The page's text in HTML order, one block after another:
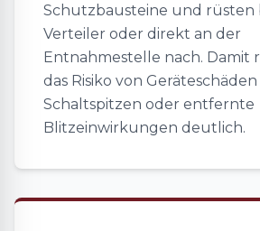
Schutzbausteine und rüsten
Verteiler oder direkt an der
Entnahmestelle nach. Damit
das Risiko von
Schaltspitzen oder entfernte
Blitzeinwirkungen deutlich.